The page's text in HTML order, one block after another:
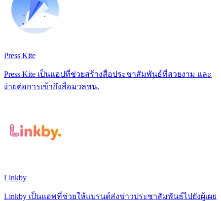
Press Kite
Press Kite เป็นแอปที่ช่วยสร้างสื่อประชาสัมพันธ์ที่สวยงาม และ
ง่ายต่อการเข้าถึงสื่อมวลชน.
Linkby
Linkby เป็นแอพที่ช่วยให้แบรนด์ส่งข่าวประชาสัมพันธ์ไปยังผู้เผย